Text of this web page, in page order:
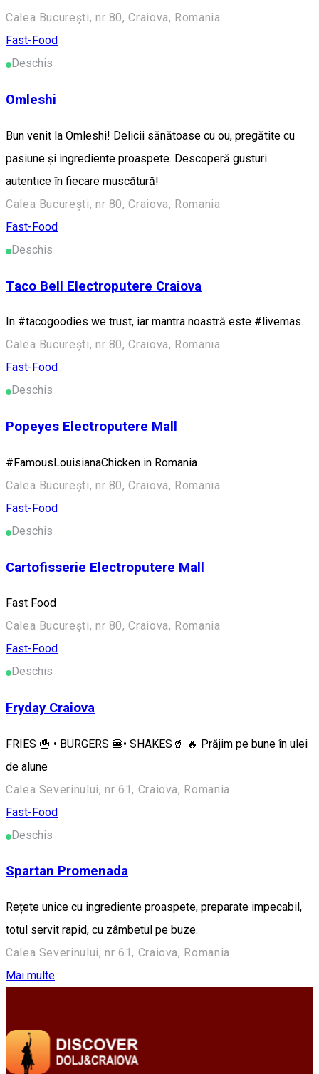
Calea București, nr 80, Craiova, Romania
Fast-Food
Deschis
Omleshi
Bun venit la Omleshi! Delicii sănătoase cu ou, pregătite cu
pasiune și ingrediente proaspete. Descoperă gusturi
autentice în fiecare muscătură!
Calea București, nr 80, Craiova, Romania
Fast-Food
Deschis
Taco Bell Electroputere Craiova
In #tacogoodies we trust, iar mantra noastră este #livemas.
Calea București, nr 80, Craiova, Romania
Fast-Food
Deschis
Popeyes Electroputere Mall
#FamousLouisianaChicken in Romania
Calea București, nr 80, Craiova, Romania
Fast-Food
Deschis
Cartofisserie Electroputere Mall
Fast Food
Calea București, nr 80, Craiova, Romania
Fast-Food
Deschis
Fryday Craiova
FRIES 🍟 • BURGERS 🍔• SHAKES🥤 🔥 Prăjim pe bune în ulei
de alune
Calea Severinului, nr 61, Craiova, Romania
Fast-Food
Deschis
Spartan Promenada
Rețete unice cu ingrediente proaspete, preparate impecabil,
totul servit rapid, cu zâmbetul pe buze.
Calea Severinului, nr 61, Craiova, Romania
Mai multe